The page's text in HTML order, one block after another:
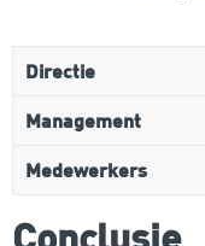
Directie
Management
Medewerkers